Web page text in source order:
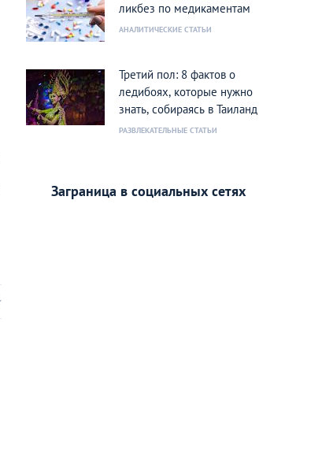
ликбез по медикаментам
АНАЛИТИЧЕСКИЕ СТАТЬИ
Третий пол: 8 фактов о
ледибоях, которые нужно
знать, собираясь в Таиланд
РАЗВЛЕКАТЕЛЬНЫЕ СТАТЬИ
Заграница в социальных сетях